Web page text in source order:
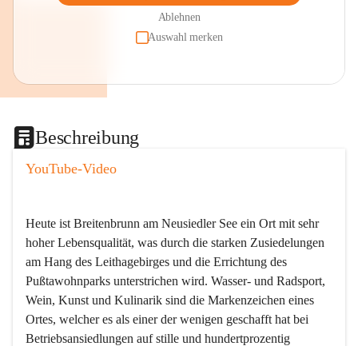
Ablehnen
Auswahl merken
Beschreibung
YouTube-Video
Heute ist Breitenbrunn am Neusiedler See ein Ort mit sehr
hoher Lebensqualität, was durch die starken Zusiedelungen
am Hang des Leithagebirges und die Errichtung des
Pußtawohnparks unterstrichen wird. Wasser- und Radsport,
Wein, Kunst und Kulinarik sind die Markenzeichen eines
Ortes, welcher es als einer der wenigen geschafft hat bei
Betriebsansiedlungen auf stille und hundertprozentig